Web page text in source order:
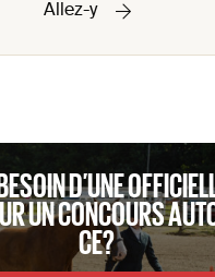
Allez-y
D’UNE
UN CONCOURS
CE?